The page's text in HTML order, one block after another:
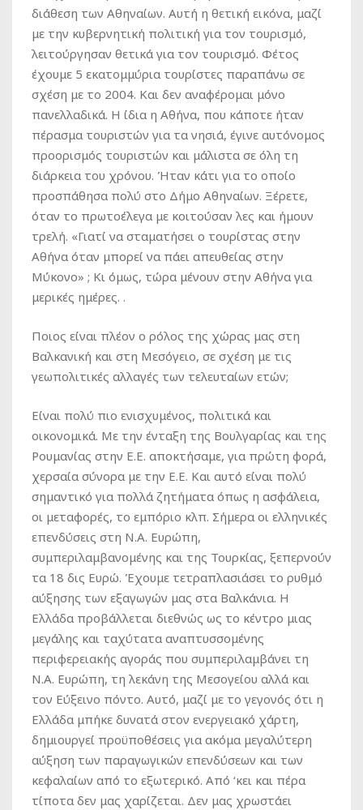
διάθεση των Αθηναίων. Αυτή η θετική εικόνα, μαζί
με την κυβερνητική πολιτική για τον τουρισμό,
λειτούργησαν θετικά για τον τουρισμό. Φέτος
έχουμε 5 εκατομμύρια τουρίστες παραπάνω σε
σχέση με το 2004. Και δεν αναφέρομαι μόνο
πανελλαδικά. Η ίδια η Αθήνα, που κάποτε ήταν
πέρασμα τουριστών για τα νησιά, έγινε αυτόνομος
προορισμός τουριστών και μάλιστα σε όλη τη
διάρκεια του χρόνου. Ήταν κάτι για το οποίο
προσπάθησα πολύ στο Δήμο Αθηναίων. Ξέρετε,
όταν το πρωτοέλεγα με κοιτούσαν λες και ήμουν
τρελή. «Γιατί να σταματήσει ο τουρίστας στην
Αθήνα όταν μπορεί να πάει απευθείας στην
Μύκονο» ; Κι όμως, τώρα μένουν στην Αθήνα για
μερικές ημέρες. .
Ποιος είναι πλέον ο ρόλος της χώρας μας στη
Βαλκανική και στη Μεσόγειο, σε σχέση με τις
γεωπολιτικές αλλαγές των τελευταίων ετών;
Είναι πολύ πιο ενισχυμένος, πολιτικά και
οικονομικά. Με την ένταξη της Βουλγαρίας και της
Ρουμανίας στην Ε.Ε. αποκτήσαμε, για πρώτη φορά,
χερσαία σύνορα με την Ε.Ε. Και αυτό είναι πολύ
σημαντικό για πολλά ζητήματα όπως η ασφάλεια,
οι μεταφορές, το εμπόριο κλπ. Σήμερα οι ελληνικές
επενδύσεις στη Ν.Α. Ευρώπη,
συμπεριλαμβανομένης και της Τουρκίας, ξεπερνούν
τα 18 δις Ευρώ. Έχουμε τετραπλασιάσει το ρυθμό
αύξησης των εξαγωγών μας στα Βαλκάνια. Η
Ελλάδα προβάλλεται διεθνώς ως το κέντρο μιας
μεγάλης και ταχύτατα αναπτυσσομένης
περιφερειακής αγοράς που συμπεριλαμβάνει τη
Ν.Α. Ευρώπη, τη λεκάνη της Μεσογείου αλλά και
τον Εύξεινο πόντο. Αυτό, μαζί με το γεγονός ότι η
Ελλάδα μπήκε δυνατά στον ενεργειακό χάρτη,
δημιουργεί προϋποθέσεις για ακόμα μεγαλύτερη
αύξηση των παραγωγικών επενδύσεων και των
κεφαλαίων από το εξωτερικό. Από ‘κει και πέρα
τίποτα δεν μας χαρίζεται. Δεν μας χρωστάει